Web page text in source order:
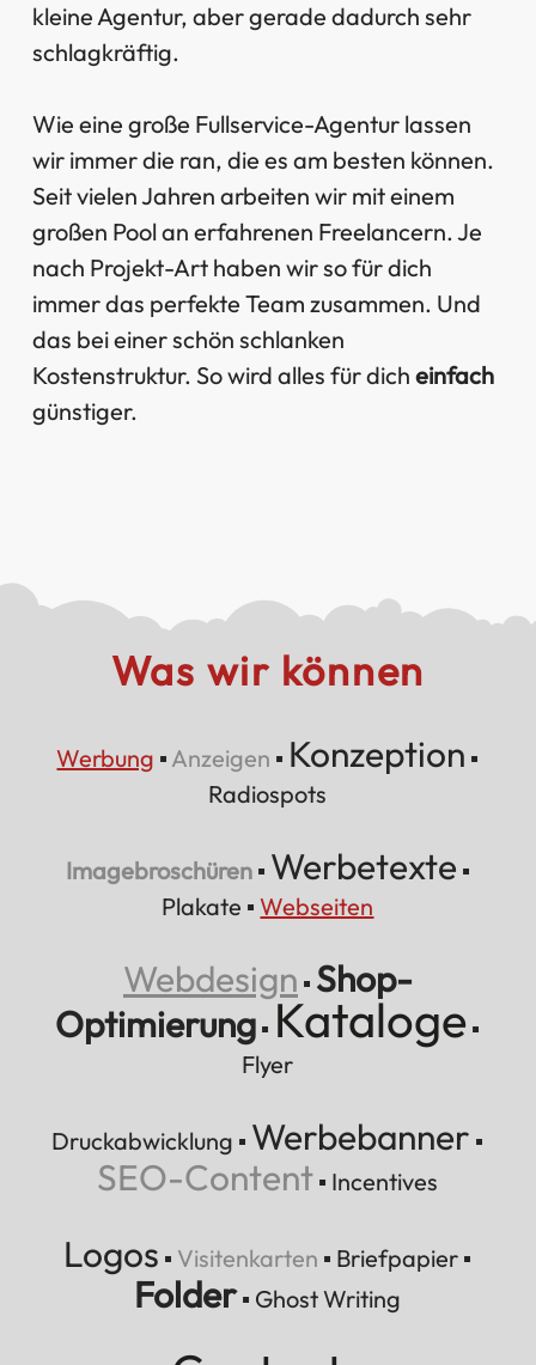
kleine Agentur, aber gerade dadurch sehr
schlagkräftig.
Wie eine große Fullservice-Agentur lassen
wir immer die ran, die es am besten können.
Seit vielen Jahren arbeiten wir mit einem
großen Pool an erfahrenen Freelancern. Je
nach Projekt-Art haben wir so für dich
immer das perfekte Team zusammen. Und
das bei einer schön schlanken
Kostenstruktur. So wird alles für dich einfach
günstiger.
Was wir können
Werbung ▪ Anzeigen ▪ Konzeption ▪
Radiospots
Imagebroschüren▪ Werbetexte ▪
Plakate ▪Webseiten
Webdesign ▪ Shop-
Optimierung ▪ Kataloge ▪
Flyer
Druckabwicklung ▪ Werbebanner ▪
SEO-Content ▪ Incentives
Logos ▪ Visitenkarten ▪ Briefpapier ▪
Folder▪ Ghost Writing